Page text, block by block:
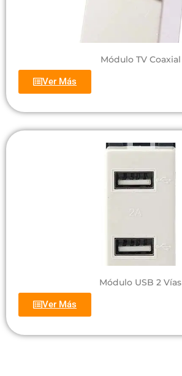
Módulo TV Coaxial
Ver Más
Módulo USB 2 Vías
Ver Más